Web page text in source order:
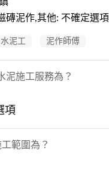
磚泥作,其他: 不確定選項
水泥工 泥作師傅
泥施工服務為？
項
範圍為？